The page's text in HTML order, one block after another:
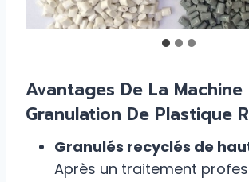
Avantages De La Machine
Granulation De Plastique
Granulés recyclés de
Après un traitement